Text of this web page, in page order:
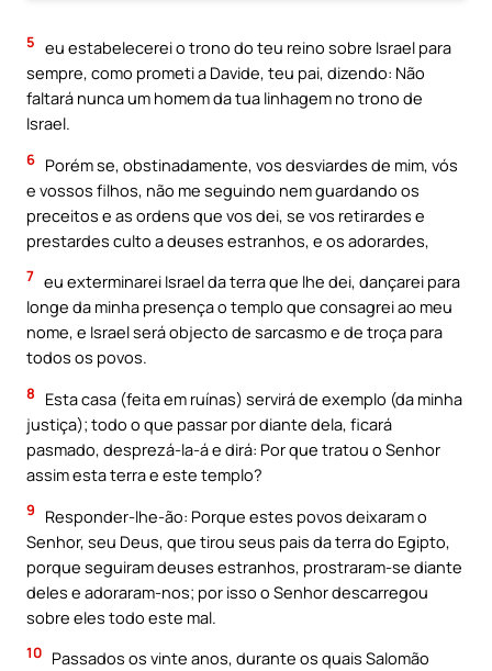
5 eu estabelecerei o trono do teu reino sobre Israel para
sempre, como prometi a Davide, teu pai, dizendo: Não
faltará nunca um homem da tua linhagem no trono de
Israel.
6 Porém se, obstinadamente, vos desviardes de mim, vós
e vossos filhos, não me seguindo nem guardando os
preceitos e as ordens que vos dei, se vos retirardes e
prestardes culto a deuses estranhos, e os adorardes,
7 eu exterminarei Israel da terra que lhe dei, dançarei para
longe da minha presença o templo que consagrei ao meu
nome, e Israel será objecto de sarcasmo e de troça para
todos os povos.
8
Esta casa (feita em ruínas) servirá de exemplo (da minha
justiça); todo o que passar por diante dela, ficará
pasmado, desprezá-la-á e dirá: Por que tratou o Senhor
assim esta terra e este templo?
9
Responder-lhe-ão: Porque estes povos deixaram o
Senhor, seu Deus, que tirou seus pais da terra do Egipto,
porque seguiram deuses estranhos, prostraram-se diante
deles e adoraram-nos; por isso o Senhor descarregou
sobre eles todo este mal.
10 Passados os vinte anos, durante os quais Salomão